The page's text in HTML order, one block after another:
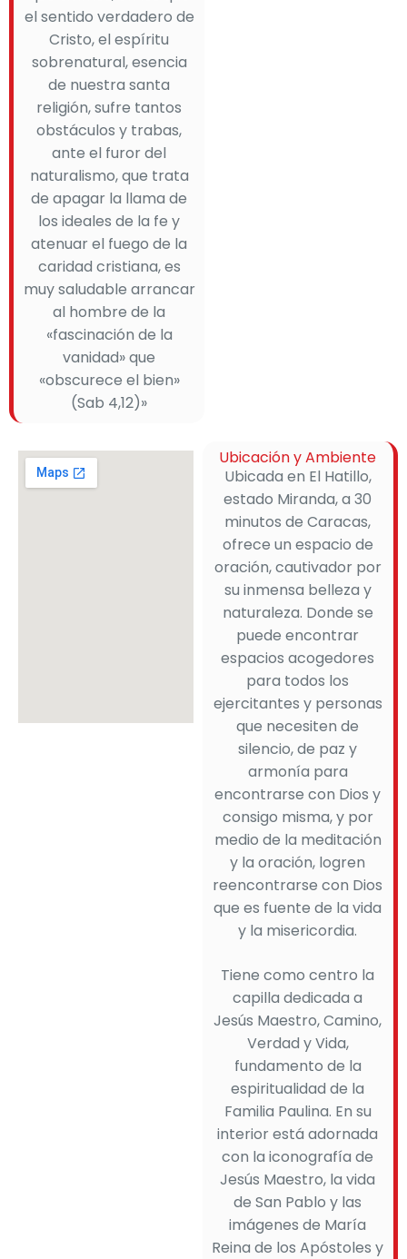
el sentido verdadero de
Cristo, el espíritu
sobrenatural, esencia
de nuestra santa
religión, sufre tantos
obstáculos y trabas,
ante el furor del
naturalismo, que trata
de apagar la llama de
los ideales de la fe y
atenuar el fuego de la
caridad cristiana, es
muy saludable arrancar
al hombre de la
«fascinación de la
vanidad» que
«obscurece el bien»
(Sab 4,12)»
Ubicación y Ambiente
Ubicada en El Hatillo,
estado Miranda, a 30
minutos de Caracas,
ofrece un espacio de
oración, cautivador por
su inmensa belleza y
naturaleza. Donde se
puede encontrar
espacios acogedores
para todos los
ejercitantes y personas
que necesiten de
silencio, de paz y
armonía para
encontrarse con Dios y
consigo misma, y por
medio de la meditación
y la oración, logren
reencontrarse con Dios
que es fuente de la vida
y la misericordia.
Tiene como centro la
capilla dedicada a
Jesús Maestro, Camino,
Verdad y Vida,
fundamento de la
espiritualidad de la
Familia Paulina. En su
interior está adornada
con la iconografía de
Jesús Maestro, la vida
de San Pablo y las
imágenes de María
Reina de los Apóstoles y